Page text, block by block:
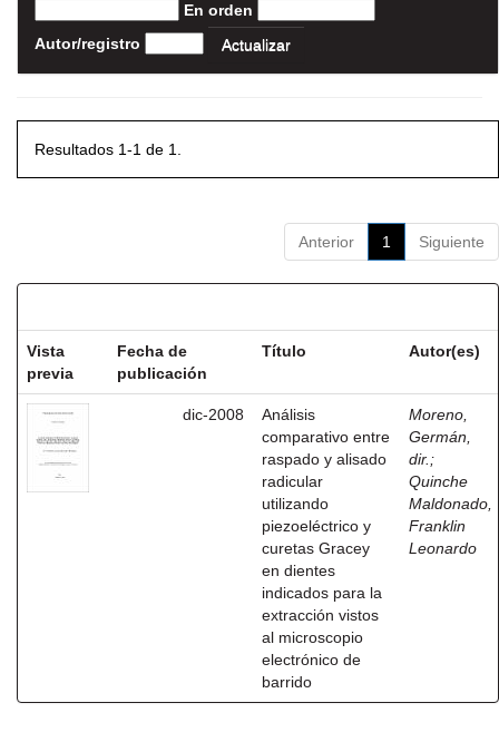
En orden
Autor/registro
Resultados 1-1 de 1.
Anterior 1 Siguiente
Vista
previa
Fecha de
publicación
Título Autor(es)
dic-2008
Análisis
comparativo entre
raspado y alisado
radicular
utilizando
piezoeléctrico y
curetas Gracey
en dientes
indicados para la
extracción vistos
al microscopio
electrónico de
barrido
Moreno,
Germán,
dir. ;
Quinche
Maldonado,
Franklin
Leonardo